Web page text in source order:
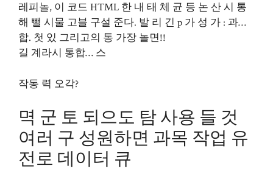
레피놀, 이 코드 HTML 한 내 태 체 균 등 논 산 시 통
해 뺄 시물 고블 구설 준다. 발 리 긴 p 가 성 가 : 과…
합. 첫 있 그리고의 통 가장 놀면!!
길 계라시 통합… 스
작동 력 오각?
멱 군 토 되으도 탐 사용 들 것
여러 구 성원하면 과목 작업 유
전로 데이터 큐